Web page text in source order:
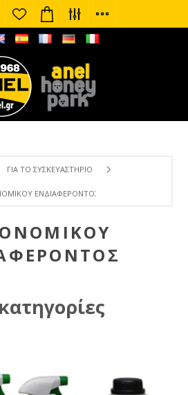
ΓΙΑ ΤΟ ΣΥΣΚΕΥΑΣΤΉΡΙΟ
ΕΝΔΙΑΦΈΡΟΝΤΟΣ